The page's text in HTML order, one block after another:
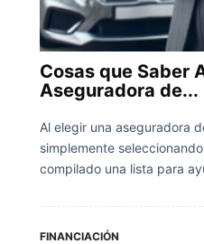
Cosas que Saber
Aseguradora de...
Al elegir una aseguradora
simplemente
compilado una lista para
FINANCIACIÓN